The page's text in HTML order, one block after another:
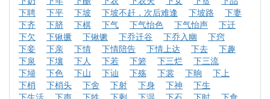
下聘
下平 下坡 下坡不赶，次后难逢 下坡路
下妻
下齐
下脐 下棋 下气 下气怡色 下气怡声
下迁
下欠
下锹撅 下锹镢 下乔迁谷 下乔入幽
下窍
下妾
下亲 下情 下情陪告 下情上达 下去
下趣
下泉
下壤 下人 下若 下箬 下三烂
下三流
下埽
下色 下山 下讪 下殇 下裳 下晌
下上
下梢
下梢头 下舍 下射 下身 下神
下生
下生活
下声 下牲 下剩 下湿 下石 下时
下食